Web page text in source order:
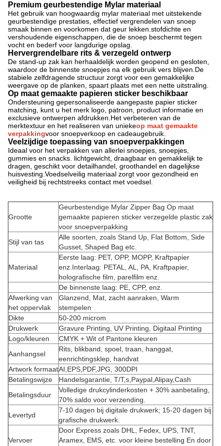
Premium geurbestendige Mylar materiaal
Het gebruik van hoogwaardig mylar materiaal met uitstekende
geurbestendige prestaties, effectief vergrendelen van snoep
smaak binnen en voorkomen dat geur lekken.stofdichte en
vershoudende eigenschappen, die de snoep beschermt tegen
vocht en bederf voor langdurige opslag.
Hervergrendelbare rits & verzegeld ontwerp
De stand-up zak kan herhaaldelijk worden geopend en gesloten,
waardoor de binnenste snoepjes na elk gebruik vers blijven.De
stabiele zelfdragende structuur zorgt voor een gemakkelijke
weergave op de planken, spaart plaats met een nette uitstraling.
Op maat gemaakte papieren sticker beschikbaar
Ondersteuning gepersonaliseerde aangepaste papier sticker
matching, kunt u het merk logo, patroon, product informatie en
exclusieve ontwerpen afdrukken.Het verbeteren van de
merktextuur en het realiseren van uniekeop maat gemaakte
verpakkingvoor snoepverkoop en cadeaugebruik.
Veelzijdige toepassing van snoepverpakkingen
Ideaal voor het verpakken van allerlei snoepjes, snoepjes,
gummies en snacks. lichtgewicht, draagbaar en gemakkelijk te
dragen, geschikt voor detailhandel, groothandel en dagelijkse
huisvesting.Voedselveilig materiaal zorgt voor gezondheid en
veiligheid bij rechtstreeks contact met voedsel.
Grootte
Geurbestendige Mylar Zipper Bag Op maat
gemaakte papieren sticker verzegelde plastic zak
voor snoepverpakking
Stijl van tas
Alle soorten, zoals Stand Up, Flat Bottom, Side
Gusset, Shaped Bag etc.
Materiaal
Eerste laag: PET, OPP, MOPP, Kraftpapier
enz.Interlaag: PETAL, AL, PA, Kraftpapier,
holografische film, parelfilm enz.
De binnenste laag: PE, CPP, enz.
Afwerking van
het oppervlak
Glanzend, Mat, zacht aanraken, Warm
stempelen
Dikte
50-200 microm
Drukwerk
Gravure Printing, UV Printing, Digitaal Printing
Logo/kleuren
CMYK + Wit of Pantone kleuren
Aanhangsel
Rits, blikband, spoel, traan, hanggat,
eenrichtingsklep, handvat
Artwork formaatAI,EPS,PDF,JPG, 300DPI
Betalingswijze
Handelsgarantie, T/T,s,Paypal,Alipay,Cash
Betalingsduur
Volledige drukcylinderkosten + 30% aanbetaling,
70% saldo voor verzending.
Levertyd
7-10 dagen bij digitale drukwerk; 15-20 dagen bij
grafische drukwerk.
Vervoer
Door Express zoals DHL, Fedex, UPS, TNT,
Aramex, EMS, etc. voor kleine bestelling En door